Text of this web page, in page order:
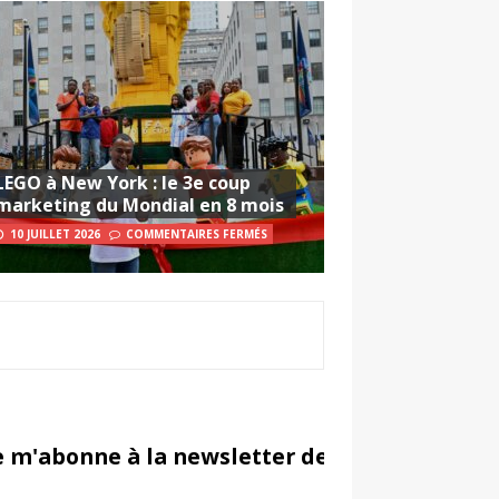
à New York : le 3e coup
du Mondial en 8 mois
10 JUILLET 2026 COMMENTAIRES FERMÉS
m'abonne à la newsletter de